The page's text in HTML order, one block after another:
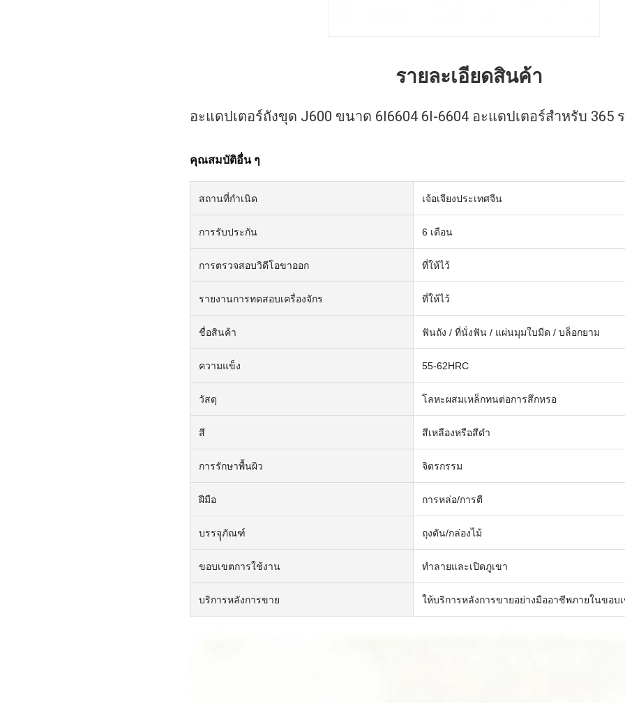
รายละเอียดสินค้า
อะแดปเตอร์ถังขุด J600 ขนาด 6I6604 6I-6604 อะแดปเตอร์สำหรับ 365
คุณสมบัติอื่น ๆ
สถานที่กำเนิด เจ้อเจียงประเทศจีน
การรับประกัน 6 เดือน
การตรวจสอบวิดีโอขาออก ที่ให้ไว้
รายงานการทดสอบเครื่องจักร ที่ให้ไว้
ชื่อสินค้า ฟันถัง / ที่นั่งฟัน / แผ่นมุมใบมีด / บล็อกยาม
ความแข็ง 55-62HRC
วัสดุ โลหะผสมเหล็กทนต่อการสึกหรอ
สี สีเหลืองหรือสีดำ
การรักษาพื้นผิว จิตรกรรม
ฝีมือ การหล่อ/การตี
บรรจุุภัณฑ์ ถุงตัน/กล่องไม้
ขอบเขตการใช้งาน ทำลายและเปิดภูเขา
บริการหลังการขาย ให้บริการหลังการขายอย่างมืออาชีพภายในขอบ